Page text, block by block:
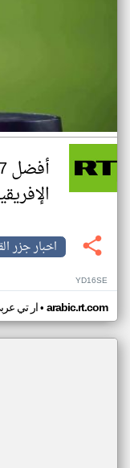
الإفريقية
اخبار جزر
YD16SE
ار تي• arabic.rt.com